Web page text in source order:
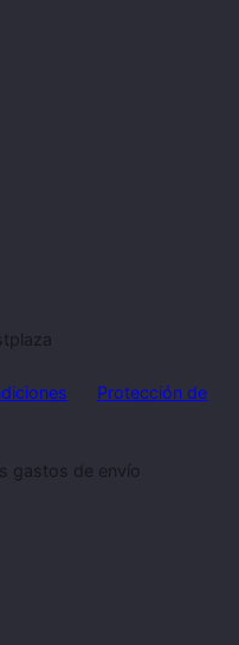
Protección de
gastos de envío